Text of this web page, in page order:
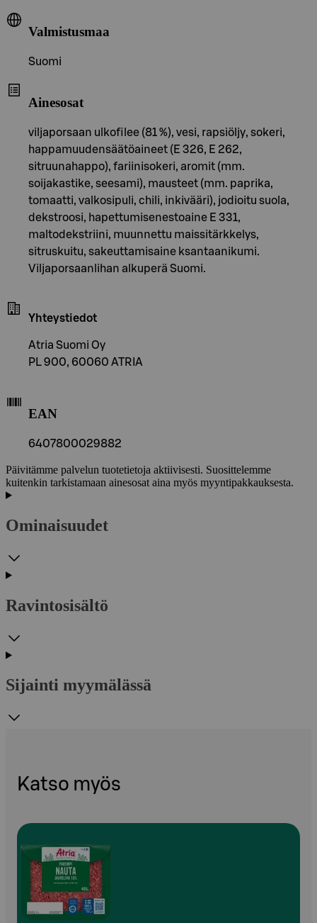
Valmistusmaa
Suomi
Ainesosat
viljaporsaan ulkofilee (81 %), vesi, rapsiöljy, sokeri,
happamuudensäätöaineet (E 326, E 262,
sitruunahappo), fariinisokeri, aromit (mm.
soijakastike, seesami), mausteet (mm. paprika,
tomaatti, valkosipuli, chili, inkivääri), jodioitu suola,
dekstroosi, hapettumisenestoaine E 331,
maltodekstriini, muunnettu maissitärkkelys,
sitruskuitu, sakeuttamisaine ksantaanikumi.
Viljaporsaanlihan alkuperä Suomi.
Yhteystiedot
Atria Suomi Oy
PL 900, 60060 ATRIA
EAN
6407800029882
Päivitämme palvelun tuotetietoja aktiivisesti. Suosittelemme
kuitenkin tarkistamaan ainesosat aina myös myyntipakkauksesta.
Ominaisuudet
Ravintosisältö
Sijainti myymälässä
Katso myös